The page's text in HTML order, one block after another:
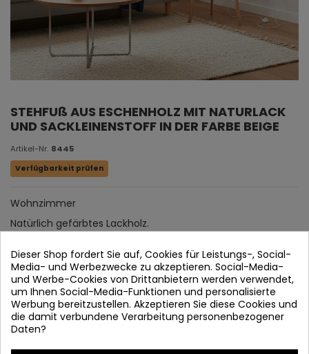
STEHFUß AUS ESCHENHOLZ MIT NATURLACK
UND SACKLEINENSTOFF IN DER FARBE BEIGE
Artikel-Nr. 8445
Verfügbarkeit prüfen
Wohnzimmer
Natürlich gefärbtes Lackholz.
Dieser Shop fordert Sie auf, Cookies für Leistungs-, Social-
Media- und Werbezwecke zu akzeptieren. Social-Media-
und Werbe-Cookies von Drittanbietern werden verwendet,
um Ihnen Social-Media-Funktionen und personalisierte
Werbung bereitzustellen. Akzeptieren Sie diese Cookies und
die damit verbundene Verarbeitung personenbezogener
Daten?